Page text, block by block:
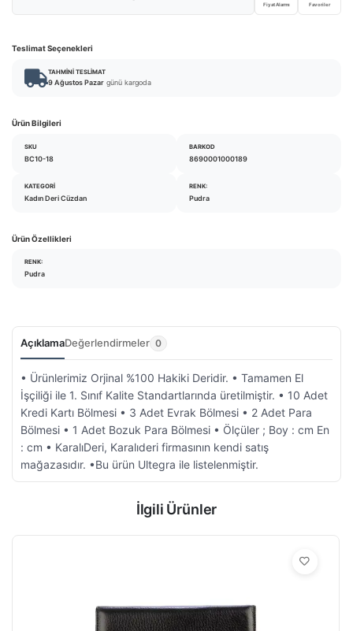
Fiyat Alarmı Favoriler
Teslimat Seçenekleri
TAHMINI TESLIMAT
9 Ağustos Pazar günü kargoda
Ürün Bilgileri
SKU
BC10-18
BARKOD
8690001000189
KATEGORI
Kadın Deri Cüzdan
RENK:
Pudra
Ürün Özellikleri
RENK:
Pudra
AçıklamaDeğerlendirmeler 0
• Ürünlerimiz Orjinal %100 Hakiki Deridir. • Tamamen El
İşçiliği ile 1. Sınıf Kalite Standartlarında üretilmiştir. • 10 Adet
Kredi Kartı Bölmesi • 3 Adet Evrak Bölmesi • 2 Adet Para
Bölmesi • 1 Adet Bozuk Para Bölmesi • Ölçüler ; Boy : cm En
: cm • KaralıDeri, Karalıderi firmasının kendi satış
mağazasıdır. •Bu ürün Ultegra ile listelenmiştir.
İlgili Ürünler